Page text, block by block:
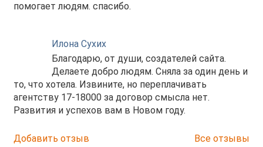
помогает людям. спасибо.
Илона Сухих
Благодарю, от души, создателей сайта.
Делаете добро людям. Сняла за один день и
то, что хотела. Извините, но переплачивать
агентству 17-18000 за договор смысла нет.
Развития и успехов вам в Новом году.
Добавить отзыв Все отзывы